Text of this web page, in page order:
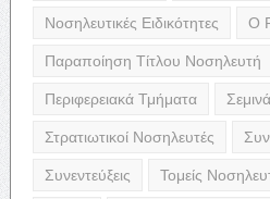
Νοσηλευτικές Ειδικότητες Ο
Παραποίηση Τίτλου Νοσηλευτή
Περιφερειακά Τμήματα
Στρατιωτικοί Νοσηλευτές
Συνεντεύξεις Τομείς